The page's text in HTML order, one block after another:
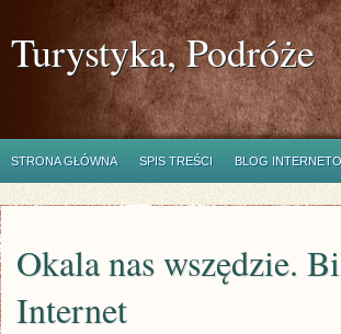
Turystyka, Podróże
STRONA GŁÓWNA SPIS TREŚCI BLOG
Okala nas wszędzie.
Internet